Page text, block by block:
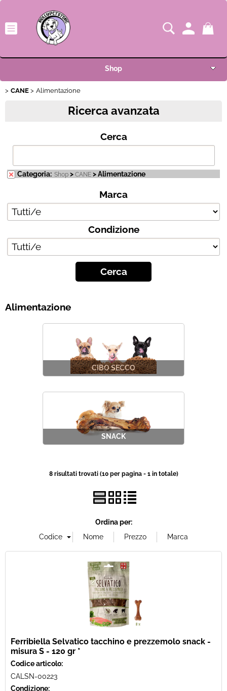
Categoria: Shop>CANE
Marca
Condizione
Shop
OUTLET
I nostri pet (invia la tua foto)
Condizioni di vendita
F.A.Q.
Contatti
CANE Alimentazione
Ricerca avanzata
Cerca
Categoria: Shop > CANE > Alimentazione
Marca
Condizione
Alimentazione
CIBO SECCO
SNACK
8 risultati trovati (10 per pagina - 1 in totale)
Ordina per:
Ferribiella Selvatico tacchino e prezzemolo snack -
misura S - 120 gr *
Codice articolo:
CALSN-00223
Condizione: